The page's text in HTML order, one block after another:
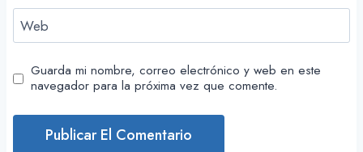
Web
Guarda mi nombre, correo electrónico y web en este
navegador para la próxima vez que comente.